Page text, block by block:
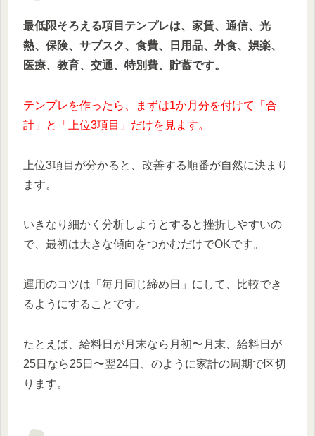
最低限そろえる項目テンプレは、家賃、通信、光
熱、保険、サブスク、食費、日用品、外食、娯楽、
医療、教育、交通、特別費、貯蓄です。
テンプレを作ったら、まずは1か月分を付けて「合
計」と「上位3項目」だけを見ます。
上位3項目が分かると、改善する順番が自然に決まり
ます。
いきなり細かく分析しようとすると挫折しやすいの
で、最初は大きな傾向をつかむだけでOKです。
運用のコツは「毎月同じ締め日」にして、比較でき
るようにすることです。
たとえば、給料日が月末なら月初〜月末、給料日が
25日なら25日〜翌24日、のように家計の周期で区切
ります。